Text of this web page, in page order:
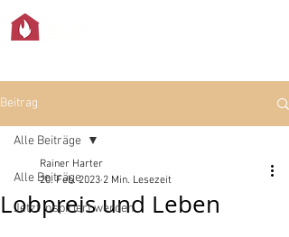
Beitrag
Alle Beiträge
Jetzt inspiriert werden
Alle Beiträge
Lobpreis und Leben
Rainer Harter
20. Feb. 2023 2 Min. Lesezeit